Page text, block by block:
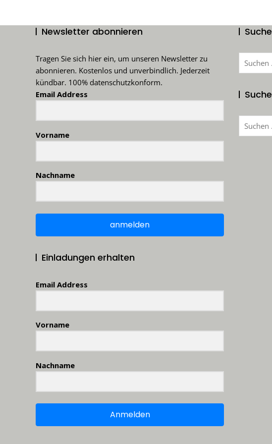
Newsletter abonnieren
Tragen Sie sich hier ein, um unseren Newsletter zu
abonnieren. Kostenlos und unverbindlich. Jederzeit
kündbar. 100% datenschutzkonform.
Email Address
Vorname
Nachname
anmelden
Einladungen erhalten
Email Address
Vorname
Nachname
Anmelden
Suche
Suchen
Suche
Suchen